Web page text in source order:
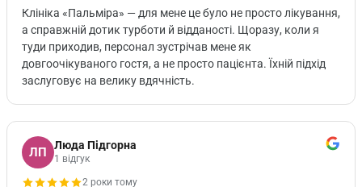
Клініка «Пальміра» — для мене це було не просто лікування,
а справжній дотик турботи й відданості. Щоразу, коли я
туди приходив, персонал зустрічав мене як
довгоочікуваного гостя, а не просто пацієнта. Їхній підхід
заслуговує на велику вдячність.
ЛП Люда Підгорна
1 відгук
2 роки тому